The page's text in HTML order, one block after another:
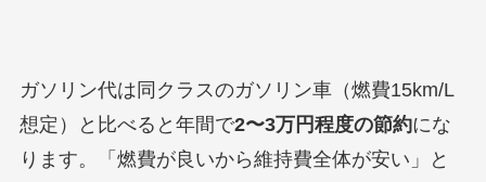
ガソリン代は同クラスのガソリン車（燃費15km/L
想定）と比べると年間で2〜3万円程度の節約にな
ります。「燃費が良いから維持費全体が安い」と